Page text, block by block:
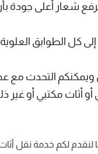
شعار أعلى جودة
كل الطوابق
التحدث مع
أثاث مكتبي أو غير
لنقدم لكم خدمة نقل